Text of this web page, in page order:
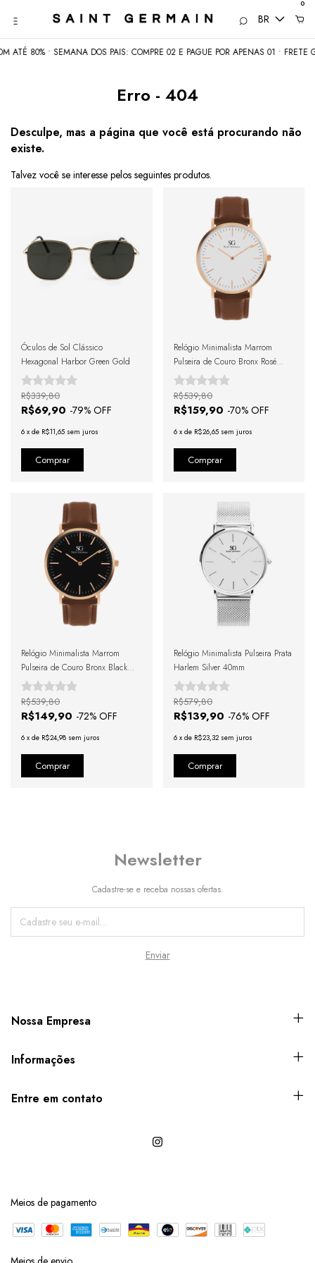
BR
0
ATÉ 80% • SEMANA DOS PAIS: COMPRE 02 E PAGUE POR APENAS 01 • FRETE
Erro - 404
Desculpe, mas a página que você está procurando não
existe.
Talvez você se interesse pelos seguintes produtos.
Óculos de Sol Clássico
Hexagonal Harbor Green Gold
R$69,90 -79% OFF
R$339,80
6 x de R$11,65 sem juros
Relógio Minimalista Marrom
Pulseira de Couro Bronx Rosé
Gold 40mm
R$159,90 -70% OFF
R$539,80
6 x de R$26,65 sem juros
Relógio Minimalista Marrom
Pulseira de Couro Bronx Black
Rosé Gold 40mm
R$149,90 -72% OFF
R$539,80
6 x de R$24,98 sem juros
Relógio Minimalista Pulseira Prata
Harlem Silver 40mm
R$139,90 -76% OFF
R$579,80
6 x de R$23,32 sem juros
Newsletter
Cadastre-se e receba nossas ofertas.
Nossa Empresa
Informações
Entre em contato
Meios de pagamento